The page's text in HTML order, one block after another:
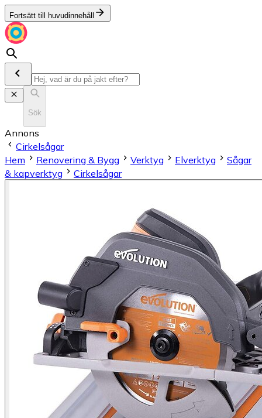
Fortsätt till huvudinnehåll
Sök
Annons
Cirkelsågar
Hem
Renovering & Bygg Verktyg Elverktyg
Sågar
& kapverktyg
Cirkelsågar